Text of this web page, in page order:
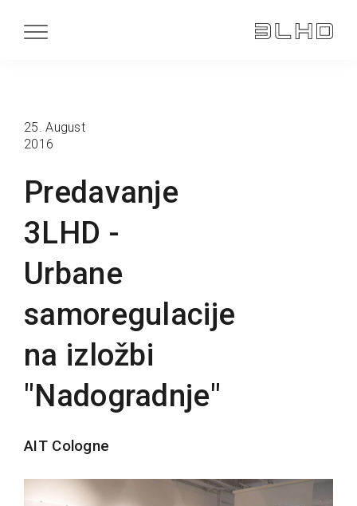
Predavanje
3LHD -
Urbane
samoregulacije
na izložbi
"Nadogradnje"
AIT Cologne
25. August
2016